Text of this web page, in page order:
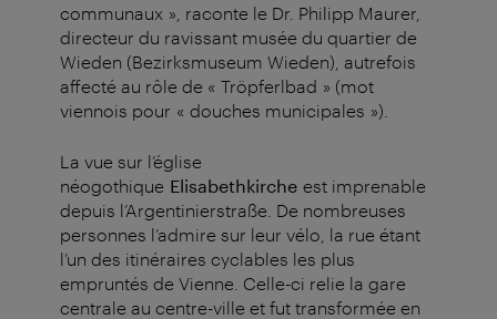
communaux », raconte le Dr. Philipp Maurer,
directeur du ravissant musée du quartier de
Wieden (Bezirksmuseum Wieden), autrefois
affecté au rôle de « Tröpferlbad » (mot
viennois pour « douches municipales »).
La vue sur l’église
néogothique Elisabethkirche est imprenable
depuis l’Argentinierstraße. De nombreuses
personnes l’admire sur leur vélo, la rue étant
l’un des itinéraires cyclables les plus
empruntés de Vienne. Celle-ci relie la gare
centrale au centre-ville et fut transformée en